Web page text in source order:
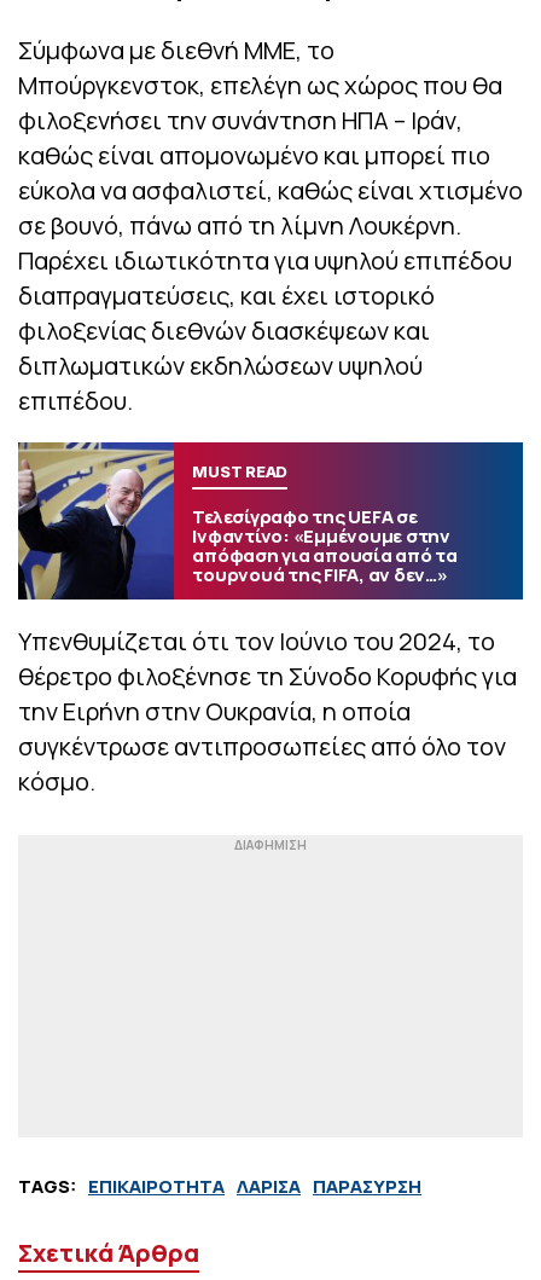
Σύμφωνα με διεθνή ΜΜΕ, το
Μπούργκενστοκ, επελέγη ως χώρος που θα
φιλοξενήσει την συνάντηση ΗΠΑ – Ιράν,
καθώς είναι απομονωμένο και μπορεί πιο
εύκολα να ασφαλιστεί, καθώς είναι χτισμένο
σε βουνό, πάνω από τη λίμνη Λουκέρνη.
Παρέχει ιδιωτικότητα για υψηλού επιπέδου
διαπραγματεύσεις, και έχει ιστορικό
φιλοξενίας διεθνών διασκέψεων και
διπλωματικών εκδηλώσεων υψηλού
επιπέδου.
MUST READ
Τελεσίγραφο της UEFA σε
Ινφαντίνο: «Εμμένουμε στην
απόφαση για απουσία από τα
τουρνουά της FIFA, αν δεν…»
Υπενθυμίζεται ότι τον Ιούνιο του 2024, το
θέρετρο φιλοξένησε τη Σύνοδο Κορυφής για
την Ειρήνη στην Ουκρανία, η οποία
συγκέντρωσε αντιπροσωπείες από όλο τον
κόσμο.
TAGS: ΕΠΙΚΑΙΡΟΤΗΤΑ ΛΑΡΙΣΑ ΠΑΡΑΣΥΡΣΗ
Σχετικά Άρθρα